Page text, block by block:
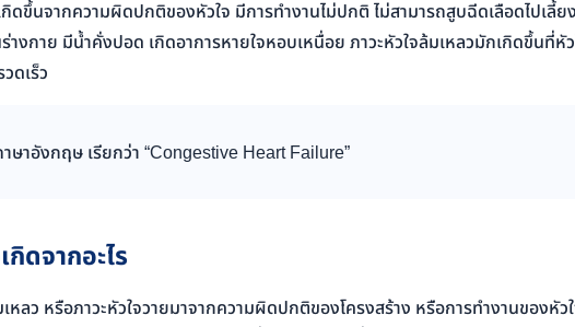
กิดขึ้นจากความผิดปกติของหัวใจ มีการทำงานไม่ปกติ ไม่สามารถสูบฉีดเลือดไปเลี้ย
างกาย มีน้ำคั่งปอด เกิดอาการหายใจหอบเหนื่อย ภาวะหัวใจล้มเหลวมักเกิดขึ้นที่
ดเร็ว
าษาอังกฤษ เรียกว่า “Congestive Heart Failure”
กิดจากอะไร
เหลว หรือภาวะหัวใจวายมาจากความผิดปกติของโครงสร้าง หรือการทำงานของ